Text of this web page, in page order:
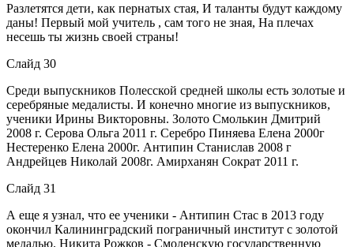
Разлетятся дети, как пернатых стая, И таланты будут каждому
даны! Первый мой учитель , сам того не зная, На плечах
несешь ты жизнь своей страны!
Слайд 30
Среди выпускников Полесской средней школы есть золотые и
серебряные медалисты. И конечно многие из выпускников,
ученики Ирины Викторовны. Золото Смолькин Дмитрий
2008 г. Серова Ольга 2011 г. Серебро Пиняева Елена 2000г
Нестеренко Елена 2000г. Антипин Станислав 2008 г
Андрейцев Николай 2008г. Амирханян Сократ 2011 г.
Слайд 31
А еще я узнал, что ее ученики - Антипин Стас в 2013 году
окончил Калининградский пограничный институт с золотой
медалью. Никита Рожков - Смоленскую государственную